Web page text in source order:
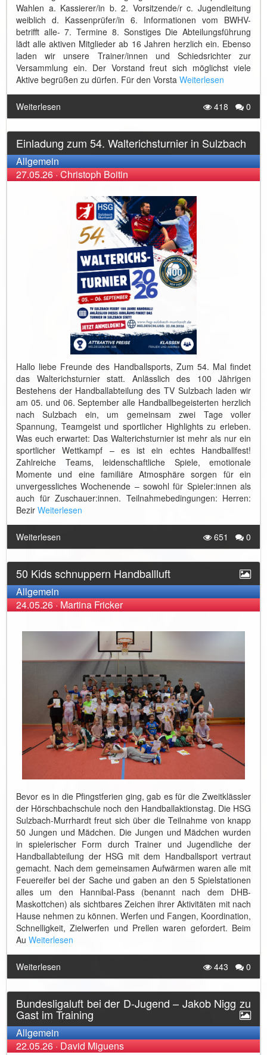
Wahlen a. Kassierer/in b. 2. Vorsitzende/r c. Jugendleitung
weiblich d. Kassenprüfer/in 6. Informationen vom BWHV-
betrifft alle- 7. Termine 8. Sonstiges Die Abteilungsführung
lädt alle aktiven Mitglieder ab 16 Jahren herzlich ein. Ebenso
laden wir unsere Trainer/innen und Schiedsrichter zur
Versammlung ein. Der Vorstand freut sich möglichst viele
Aktive begrüßen zu dürfen. Für den Vorsta Weiterlesen
Weiterlesen 418 0
Einladung zum 54. Walterichsturnier in Sulzbach
Allgemein
27.05.26·Christoph Boitin
Hallo liebe Freunde des Handballsports, Zum 54. Mal findet
das Walterichsturnier statt. Anlässlich des 100 Jährigen
Bestehens der Handballabteilung des TV Sulzbach laden wir
am 05. und 06. September alle Handballbegeisterten herzlich
nach Sulzbach ein, um gemeinsam zwei Tage voller
Spannung, Teamgeist und sportlicher Highlights zu erleben.
Was euch erwartet: Das Walterichsturnier ist mehr als nur ein
sportlicher Wettkampf – es ist ein echtes Handballfest!
Zahlreiche Teams, leidenschaftliche Spiele, emotionale
Momente und eine familiäre Atmosphäre sorgen für ein
unvergessliches Wochenende – sowohl für Spieler:innen als
auch für Zuschauer:innen. Teilnahmebedingungen: Herren:
Bezir Weiterlesen
Weiterlesen 651 0
50 Kids schnuppern Handballluft
Allgemein
24.05.26·Martina Fricker
Bevor es in die Pfingstferien ging, gab es für die Zweitklässler
der Hörschbachschule noch den Handballaktionstag. Die HSG
Sulzbach-Murrhardt freut sich über die Teilnahme von knapp
50 Jungen und Mädchen. Die Jungen und Mädchen wurden
in spielerischer Form durch Trainer und Jugendliche der
Handballabteilung der HSG mit dem Handballsport vertraut
gemacht. Nach dem gemeinsamen Aufwärmen waren alle mit
Feuereifer bei der Sache und gaben an den 5 Spielstationen
alles um den Hannibal-Pass (benannt nach dem DHB-
Maskottchen) als sichtbares Zeichen ihrer Aktivitäten mit nach
Hause nehmen zu können. Werfen und Fangen, Koordination,
Schnelligkeit, Zielwerfen und Prellen waren gefordert. Beim
Au Weiterlesen
Weiterlesen 443 0
Bundesligaluft bei der D-Jugend – Jakob Nigg zu
Gast im Training
Allgemein
22.05.26·David Miguens